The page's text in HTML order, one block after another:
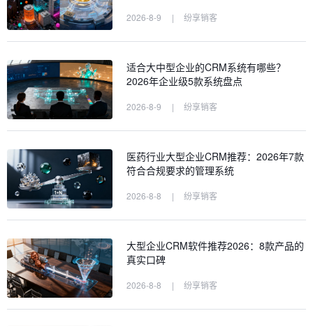
2026-8-9 | 纷享销客
适合大中型企业的CRM系统有哪些？
2026年企业级5款系统盘点
2026-8-9 | 纷享销客
医药行业大型企业CRM推荐：2026年7款
符合合规要求的管理系统
2026-8-8 | 纷享销客
大型企业CRM软件推荐2026：8款产品的
真实口碑
2026-8-8 | 纷享销客